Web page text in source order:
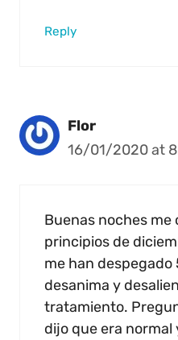
Reply
Flor
16/01/2020 at
Buenas noches
principios de
me han despegado
desanima y
tratamiento.
dijo que era